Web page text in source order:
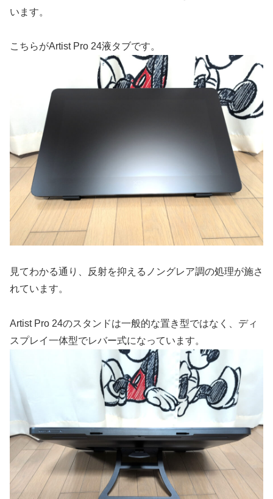
います。
こちらがArtist Pro 24液タブです。
見てわかる通り、反射を抑えるノングレア調の処理が施さ
れています。
Artist Pro 24のスタンドは一般的な置き型ではなく、ディ
スプレイ一体型でレバー式になっています。